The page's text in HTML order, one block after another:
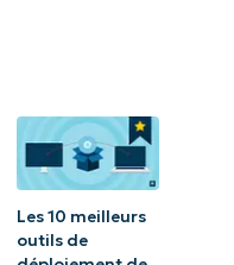
Les 10 meilleurs
outils de